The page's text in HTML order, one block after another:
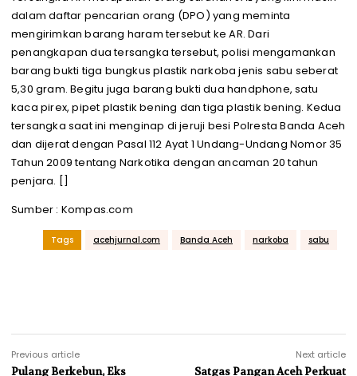
dalam daftar pencarian orang (DPO) yang meminta
mengirimkan barang haram tersebut ke AR. Dari
penangkapan dua tersangka tersebut, polisi mengamankan
barang bukti tiga bungkus plastik narkoba jenis sabu seberat
5,30 gram. Begitu juga barang bukti dua handphone, satu
kaca pirex, pipet plastik bening dan tiga plastik bening. Kedua
tersangka saat ini menginap di jeruji besi Polresta Banda Aceh
dan dijerat dengan Pasal 112 Ayat 1 Undang-Undang Nomor 35
Tahun 2009 tentang Narkotika dengan ancaman 20 tahun
penjara. []
Sumber : Kompas.com
Tags acehjurnal.com Banda Aceh narkoba sabu
Previous article
Pulang Berkebun, Eks
Next article
Satgas Pangan Aceh Perkuat